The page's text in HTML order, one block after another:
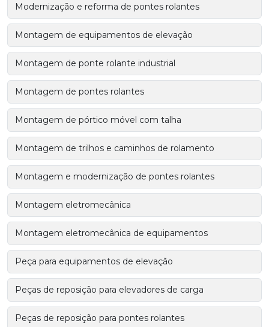
Modernização e reforma de pontes rolantes
Montagem de equipamentos de elevação
Montagem de ponte rolante industrial
Montagem de pontes rolantes
Montagem de pórtico móvel com talha
Montagem de trilhos e caminhos de rolamento
Montagem e modernização de pontes rolantes
Montagem eletromecânica
Montagem eletromecânica de equipamentos
Peça para equipamentos de elevação
Peças de reposição para elevadores de carga
Peças de reposição para pontes rolantes